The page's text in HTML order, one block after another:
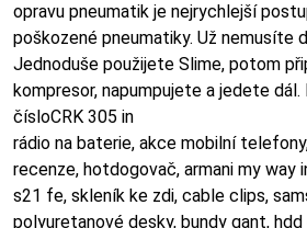
opravu pneumatik je nejrychlejší
poškozené pneumatiky. Už nemusíte
Jednoduše použijete Slime, potom
kompresor, napumpujete a jedete
čísloCRK 305 in
rádio na baterie, akce mobilní
recenze, hotdogovač, armani my way
s21 fe, skleník ke zdi, cable clips,
polyuretanové desky, bundy gant,